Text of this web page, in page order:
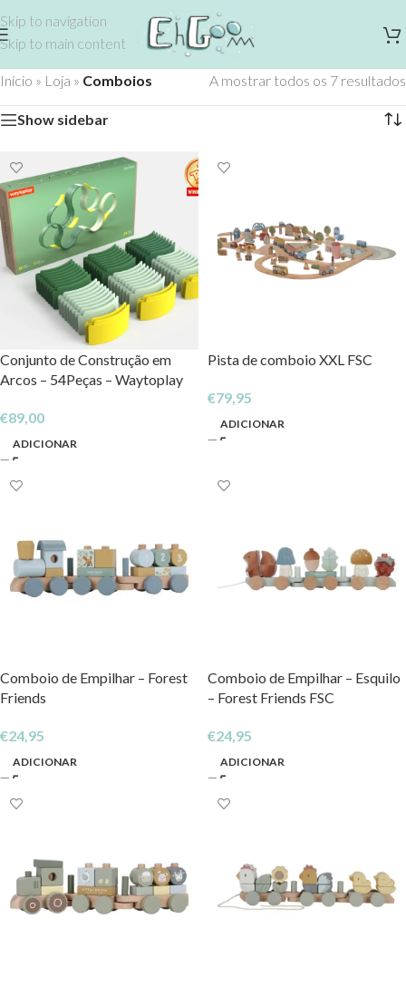
Skip to navigation
Skip to main content
Início » Loja » Comboios A mostrar todos os 7 resultados
Show sidebar
Conjunto de Construção em
Arcos – 54Peças – Waytoplay
€89,00
ADICIONAR
Pista de comboio XXL FSC
€79,95
ADICIONAR
Comboio de Empilhar – Forest
Friends
€24,95
ADICIONAR
Comboio de Empilhar – Esquilo
– Forest Friends FSC
€24,95
ADICIONAR